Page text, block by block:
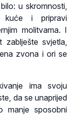
u skromnosti,
kuće i pripravi
molitvama. I
zablješte svjetla,
zvona i ori se
ima svoju
da se unaprijed
manje sposobni